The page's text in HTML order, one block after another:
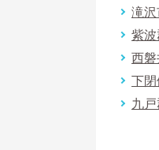
滝沢
紫
西
下
九